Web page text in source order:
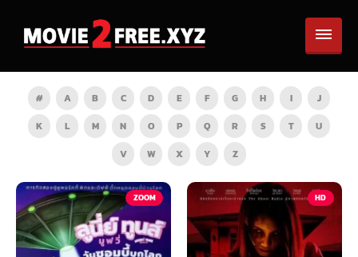
# A B C D E F G H I
J
K
L M N O P Q R S T
U
V
W X Y Z
HD TV